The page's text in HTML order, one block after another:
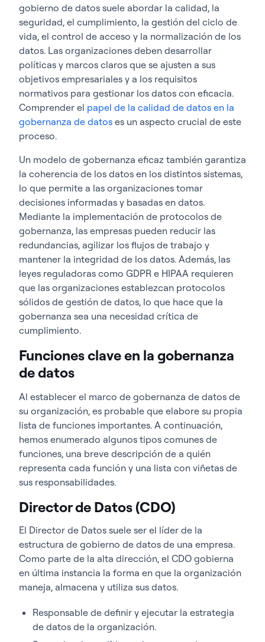
gobierno de datos suele abordar la calidad, la
seguridad, el cumplimiento, la gestión del ciclo de
vida, el control de acceso y la normalización de los
datos. Las organizaciones deben desarrollar
políticas y marcos claros que se ajusten a sus
objetivos empresariales y a los requisitos
normativos para gestionar los datos con eficacia.
Comprender el papel de la calidad de datos en la
gobernanza de datos es un aspecto crucial de este
proceso.
Un modelo de gobernanza eficaz también garantiza
la coherencia de los datos en los distintos sistemas,
lo que permite a las organizaciones tomar
decisiones informadas y basadas en datos.
Mediante la implementación de protocolos de
gobernanza, las empresas pueden reducir las
redundancias, agilizar los flujos de trabajo y
mantener la integridad de los datos. Además, las
leyes reguladoras como GDPR e HIPAA requieren
que las organizaciones establezcan protocolos
sólidos de gestión de datos, lo que hace que la
gobernanza sea una necesidad crítica de
cumplimiento.
Funciones clave en la gobernanza
de datos
Al establecer el marco de gobernanza de datos de
su organización, es probable que elabore su propia
lista de funciones importantes. A continuación,
hemos enumerado algunos tipos comunes de
funciones, una breve descripción de a quién
representa cada función y una lista con viñetas de
sus responsabilidades.
Director de Datos (CDO)
El Director de Datos suele ser el líder de la
estructura de gobierno de datos de una empresa.
Como parte de la alta dirección, el CDO gobierna
en última instancia la forma en que la organización
maneja, almacena y utiliza sus datos.
Responsable de definir y ejecutar la estrategia
de datos de la organización.